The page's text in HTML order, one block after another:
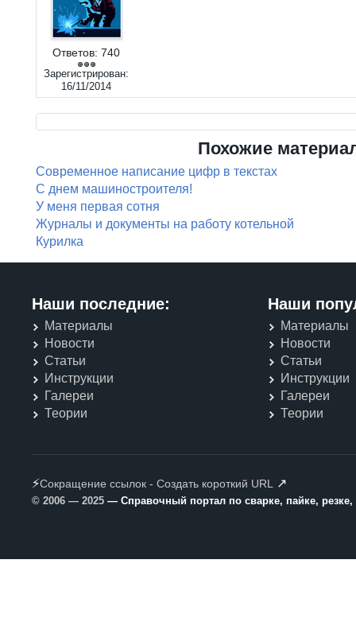
Ответов: 740
Зарегистрирован:
16/11/2014
Похожие
Современное написание цифр в текстах
С днем машиностроителя!
У меня первая сотня
Журналы и документы на работу котельной
Курилка
Наши последние:
Материалы
Новости
Статьи
Инструкции
Галереи
Теории
Наши
Материалы
Новости
Статьи
Инструкции
Галереи
Теории
⚡Сокращение ссылок - Создать короткий URL ↗
© 2006 — 2025 — Справочный портал по сварке, пайке,